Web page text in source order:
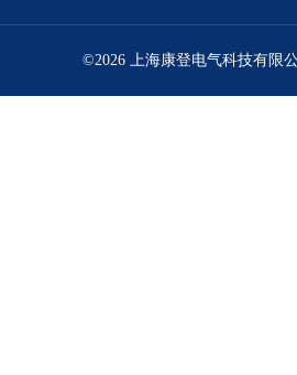
©2026 上海康登电气科技有限